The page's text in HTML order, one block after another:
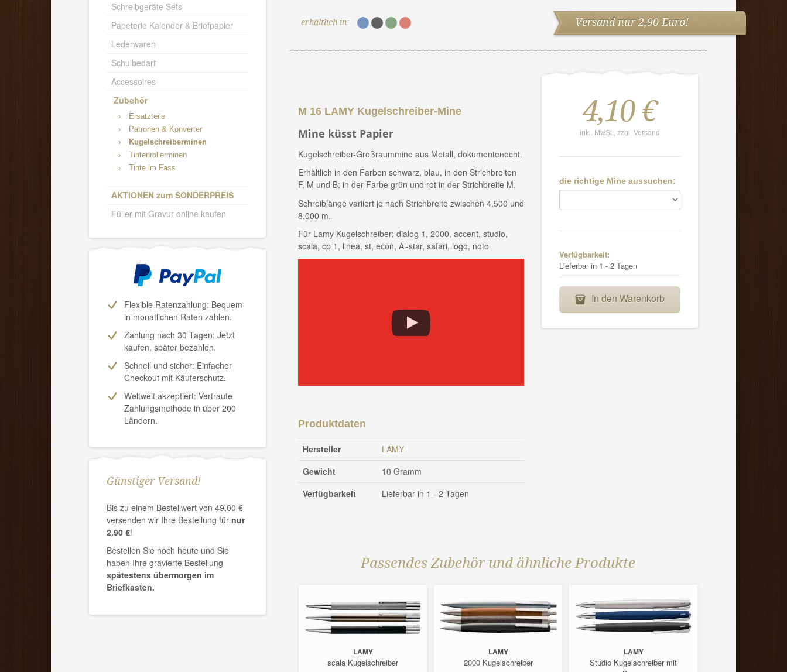
erhältlich in: Versand nur 2,90 Euro!
M 16 LAMY Kugelschreiber-Mine
Mine küsst Papier
Kugelschreiber-Großraummine aus Metall, dokumentenecht.
Erhältlich in den Farben schwarz, blau, in den Strichbreiten
F, M und B; in der Farbe grün und rot in der Strichbreite M.
Schreiblänge variiert je nach Strichbreite zwischen 4.500 und
8.000 m.
Für Lamy Kugelschreiber: dialog 1, 2000, accent, studio,
scala, cp 1, linea, st, econ, Al-star, safari, logo, noto
Produktdaten
Hersteller
LAMY
Gewicht
10 Gramm
Verfügbarkeit
Lieferbar in 1 - 2 Tagen
4,10 €
inkl. MwSt., zzgl. Versand
die richtige Mine aussuchen:
Verfügbarkeit:
Lieferbar in 1 - 2 Tagen
B In den Warenkorb
Passendes Zubehör und ähnliche Produkte
LAMY
scala Kugelschreiber
LAMY
2000 Kugelschreiber
LAMY
Studio Kugelschreiber mit
Schreibgeräte Sets
Papeterie Kalender & Briefpapier
Lederwaren
Schulbedarf
Accessoires
Zubehör
›
Ersatzteile
›
Patronen & Konverter
›
Kugelschreiberminen
›
Tintenrollerminen
›
Tinte im Fass
AKTIONEN zum SONDERPREIS
Füller mit Gravur online kaufen
Flexible Ratenzahlung: Bequem
in monatlichen Raten zahlen.
Zahlung nach 30 Tagen: Jetzt
kaufen, später bezahlen.
Schnell und sicher: Einfacher
Checkout mit Käuferschutz.
Weltweit akzeptiert: Vertraute
Zahlungsmethode in über 200
Ländern.
Günstiger Versand!
Bis zu einem Bestellwert von 49,00 €
versenden wir Ihre Bestellung für nur
2,90 €!
Bestellen Sie noch heute und Sie
haben Ihre gravierte Bestellung
spätestens übermorgen im
Briefkasten.